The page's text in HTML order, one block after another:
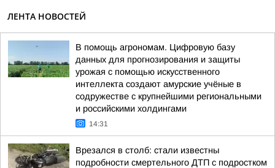
ЛЕНТА НОВОСТЕЙ
В помощь агрономам. Цифровую базу
данных для прогнозирования и защиты
урожая с помощью искусственного
интеллекта создают амурские учёные в
содружестве с крупнейшими региональными
и российскими холдингами
14:31
Врезался в столб: стали известны
подробности смертельного ДТП с подростком